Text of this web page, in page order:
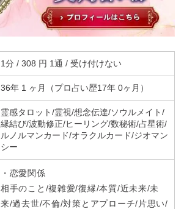
1分 / 308 円 1通 / 受け付けない
36年 1 ヶ月（プロ占い歴17年 0ヶ月）
霊感タロット/霊視/想念伝達/ソウルメイト/
縁結び/波動修正/ヒーリング/数秘術/占星術/
ルノルマンカード/オラクルカード/ジオマン
シー
・恋愛関係
相手のこと/複雑愛/復縁/本質/近未来/未
来/過去世/不倫/対策とアプローチ/片思い/